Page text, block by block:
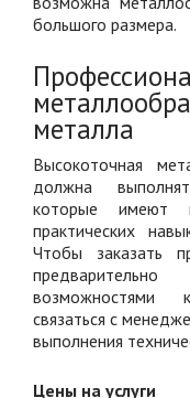
большого размера.
металла
Высокоточная
должна
которые имеют
практических
Чтобы заказать
возможностями
связаться с
выполнения
Цены на услуги